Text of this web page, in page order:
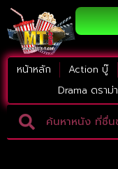
หน้าหลัก Action บู๊
Drama ดราม่า